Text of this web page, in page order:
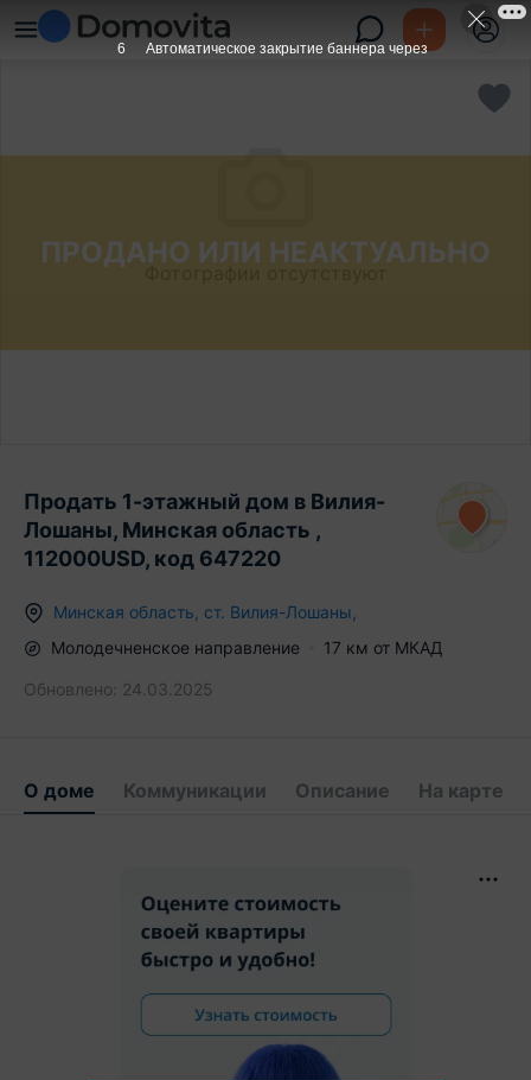
ПРОДАНО ИЛИ НЕАКТУАЛЬНО
Продать 1-этажный дом в Вилия-
Лошаны, Минская область ,
112000USD, код 647220
Минская область ст. Вилия-Лошаны
Молодечненское направление 17 км от МКАД
Обновлено: 24.03.2025
О доме Коммуникации Описание На карте
5 Автоматическое закрытие баннера через